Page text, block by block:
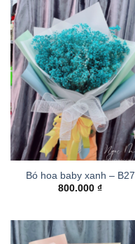
Bó hoa baby xanh – B27
800.000 ₫